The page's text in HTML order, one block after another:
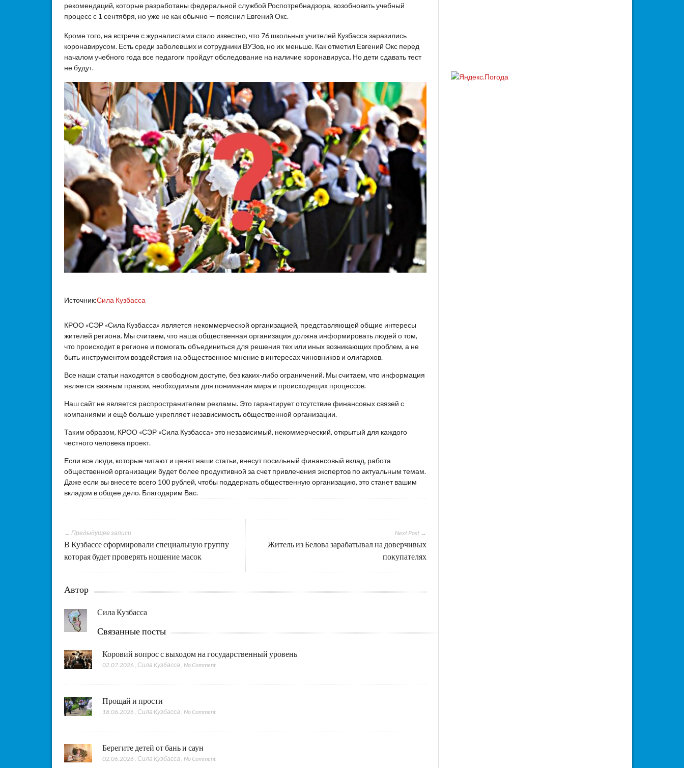
рекомендаций, которые разработаны федеральной службой Роспотребнадзора, возобновить учебный
процесс с 1 сентября, но уже не как обычно — пояснил Евгений Окс.
Кроме того, на встрече с журналистами стало известно, что 76 школьных учителей Кузбасса заразились
коронавирусом. Есть среди заболевших и сотрудники ВУЗов, но их меньше. Как отметил Евгений Окс перед
началом учебного года все педагоги пройдут обследование на наличие коронавируса. Но дети сдавать тест
не будут.
Источник:Сила Кузбасса
КРОО «СЭР «Сила Кузбасса» является некоммерческой организацией, представляющей общие интересы
жителей региона. Мы считаем, что наша общественная организация должна информировать людей о том,
что происходит в регионе и помогать объединиться для решения тех или иных возникающих проблем, а не
быть инструментом воздействия на общественное мнение в интересах чиновников и олигархов.
Все наши статьи находятся в свободном доступе, без каких-либо ограничений. Мы считаем, что информация
является важным правом, необходимым для понимания мира и происходящих процессов.
Наш сайт не является распространителем рекламы. Это гарантирует отсутствие финансовых связей с
компаниями и ещё больше укрепляет независимость общественной организации.
Таким образом, КРОО «СЭР «Сила Кузбасса» это независимый, некоммерческий, открытый для каждого
честного человека проект.
Если все люди, которые читают и ценят наши статьи, внесут посильный финансовый вклад, работа
общественной организации будет более продуктивной за счет привлечения экспертов по актуальным темам.
Даже если вы внесете всего 100 рублей, чтобы поддержать общественную организацию, это станет вашим
вкладом в общее дело. Благодарим Вас.
Next Post →
Житель из Белова зарабатывал на доверчивых
покупателях
← Предыдущее записи
В Кузбассе сформировали специальную группу
которая будет проверять ношение масок
Автор
Сила Кузбасса
Связанные посты
Коровий вопрос с выходом на государственный уровень
02.07.2026 , Сила Кузбасса ,No Comment
Прощай и прости
18.06.2026 Сила Кузбасса No Comment
Берегите детей от бань и саун
02.06.2026 Сила Кузбасса No Comment